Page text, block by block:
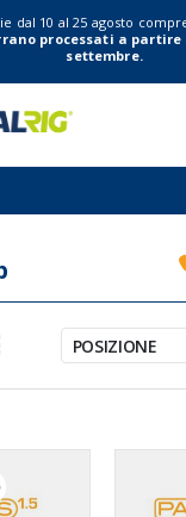
dal 10 al 25 agosto
processati a
settembre.